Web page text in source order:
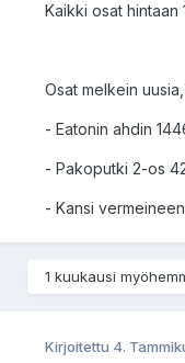
Kaikki osat hintaan
Osat melkein
- Eatonin ahdin
- Pakoputki 2-os
- Kansi
1 kuukausi
Kirjoitettu 4.